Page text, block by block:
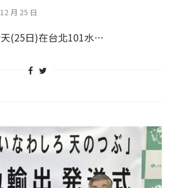
月 25 日
(25日)在台北101水…